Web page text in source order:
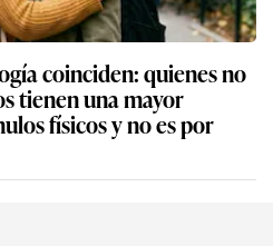
coinciden: quienes no
tienen una mayor
físicos y no es por